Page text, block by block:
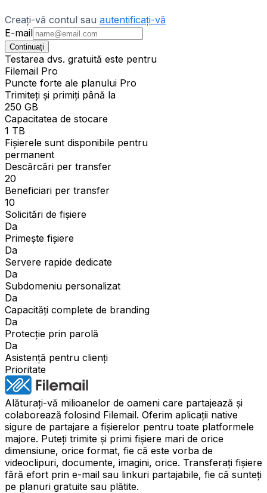
Creați-vă contul sau autentificați-vă
E-mail
Continuați
Testarea dvs. gratuită este pentru
Filemail Pro
Puncte forte ale planului Pro
Trimiteți și primiți până la
250 GB
Capacitatea de stocare
1 TB
Fișierele sunt disponibile pentru
permanent
Descărcări per transfer
20
Beneficiari per transfer
10
Solicitări de fișiere
Da
Primește fișiere
Da
Servere rapide dedicate
Da
Subdomeniu personalizat
Da
Capacități complete de branding
Da
Protecție prin parolă
Da
Asistență pentru clienți
Prioritate
Alăturați-vă milioanelor de oameni care partajează și
colaborează folosind Filemail. Oferim aplicații native
sigure de partajare a fișierelor pentru toate platformele
majore. Puteți trimite și primi fișiere mari de orice
dimensiune, orice format, fie că este vorba de
videoclipuri, documente, imagini, orice. Transferați fișiere
fără efort prin e-mail sau linkuri partajabile, fie că sunteți
pe planuri gratuite sau plătite.